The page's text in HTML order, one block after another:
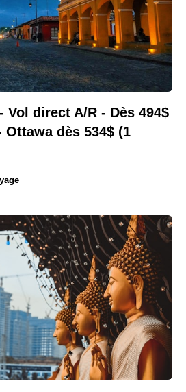
direct A/R - Dès 494$
Ottawa dès 534$ (1